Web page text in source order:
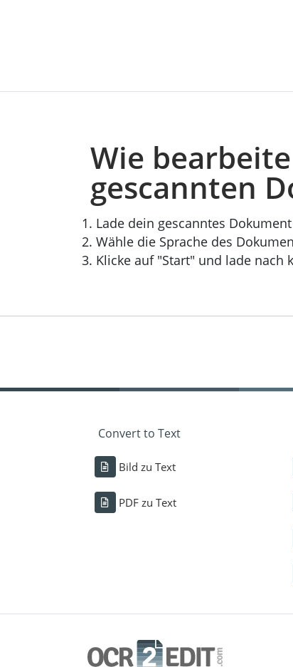
Wie
gescannten
Lade dein gescanntes
Wähle die Sprache des
Klicke auf "Start" und lade nach
Convert to Text
Bild zu Text
PDF zu Text